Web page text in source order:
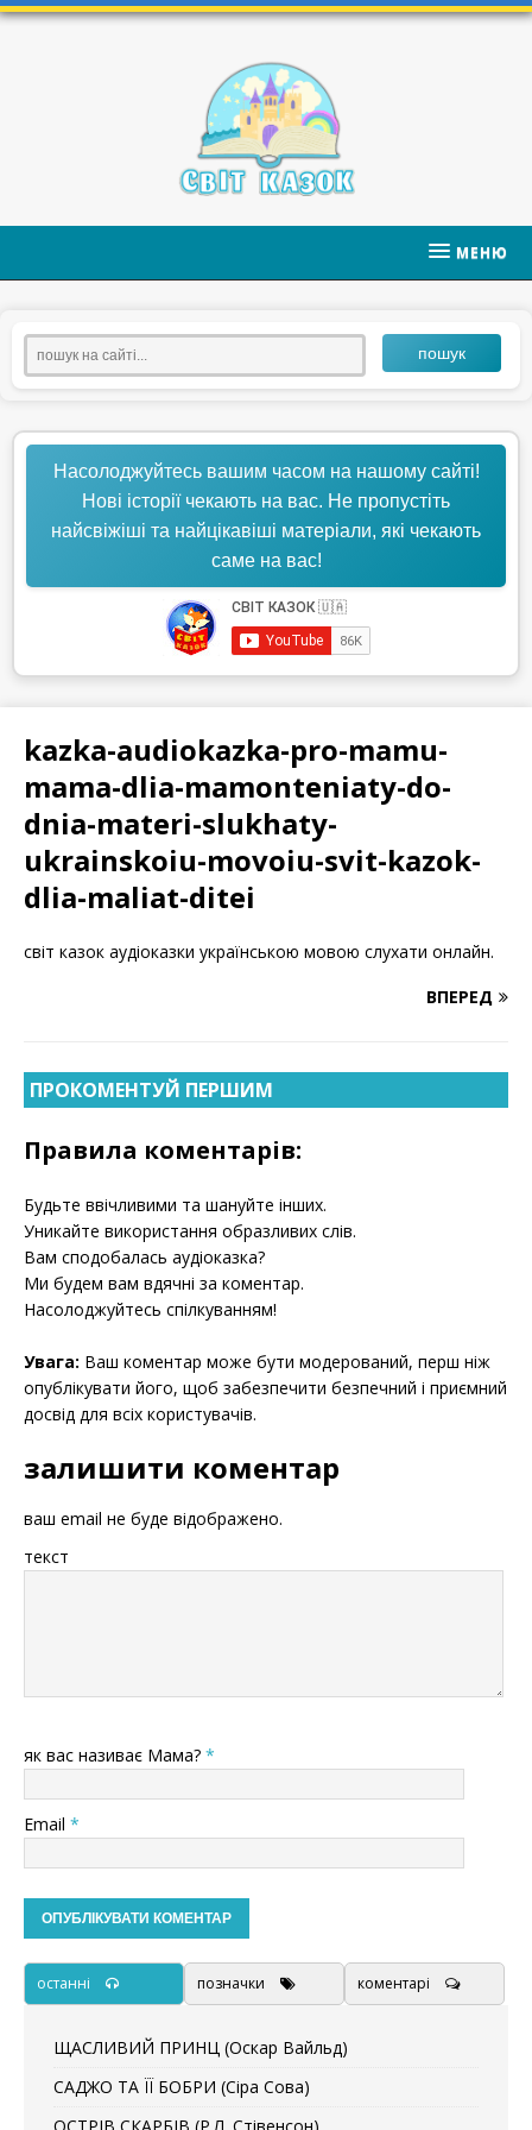
МЕНЮ
пошук
Насолоджуйтесь вашим часом на нашому сайті!
Нові історії чекають на вас. Не пропустіть
найсвіжіші та найцікавіші матеріали, які чекають
саме на вас!
kazka-audiokazka-pro-mamu-
mama-dlia-mamonteniaty-do-
dnia-materi-slukhaty-
ukrainskoiu-movoiu-svit-kazok-
dlia-maliat-ditei
світ казок аудіоказки українською мовою слухати онлайн.
ВПЕРЕД
ПРОКОМЕНТУЙ ПЕРШИМ
Правила коментарів:
Будьте ввічливими та шануйте інших.
Уникайте використання образливих слів.
Вам сподобалась аудіоказка?
Ми будем вам вдячні за коментар.
Насолоджуйтесь спілкуванням!
Увага: Ваш коментар може бути модерований, перш ніж
опублікувати його, щоб забезпечити безпечний і приємний
досвід для всіх користувачів.
залишити коментар
ваш email не буде відображено.
текст
як вас називає Мама? *
Email *
останні позначки коментарі
ЩАСЛИВИЙ ПРИНЦ (Оскар Вайльд)
САДЖО ТА ЇЇ БОБРИ (Сіра Сова)
ОСТРІВ СКАРБІВ (Р.Л. Стівенсон)